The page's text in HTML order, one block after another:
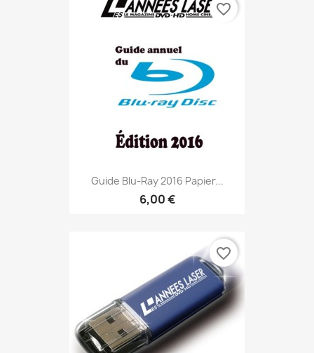
Guide Blu-Ray 2016 Papier...
6,00 €
favorite_border
favorite_border